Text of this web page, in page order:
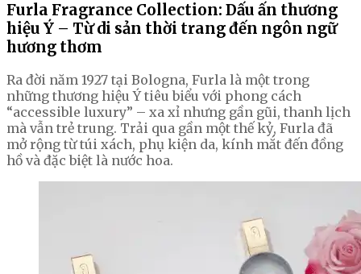
Furla Fragrance Collection: Dấu ấn thương
hiệu Ý – Từ di sản thời trang đến ngôn ngữ
hương thơm
Ra đời năm 1927 tại Bologna, Furla là một trong
những thương hiệu Ý tiêu biểu với phong cách
“accessible luxury” – xa xỉ nhưng gần gũi, thanh lịch
mà vẫn trẻ trung. Trải qua gần một thế kỷ, Furla đã
mở rộng từ túi xách, phụ kiện da, kính mắt đến đồng
hồ và đặc biệt là nước hoa.